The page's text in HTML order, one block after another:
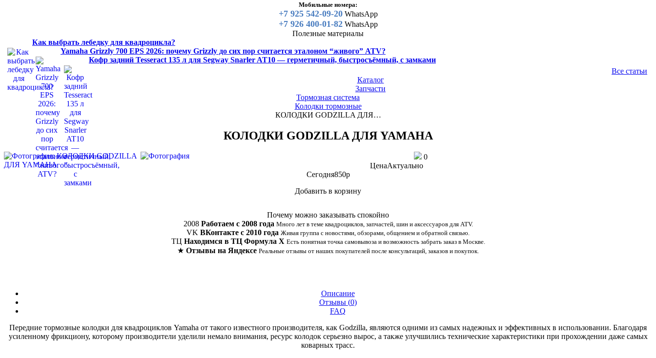
Мобильные номера:
+7 925 542-09-20WhatsApp
+7 926 400-01-82WhatsApp
Полезные материалы
Как выбрать лебедку для квадроцикла?
Yamaha Grizzly 700 EPS 2026: почему Grizzly до сих пор считается эталоном “живого” ATV?
Кофр задний Tesseract 135 л для Segway Snarler AT10 — герметичный, быстросъёмный, с замками
Все статьи
Каталог
Запчасти
Тормозная система
Колодки тормозные
КОЛОДКИ GODZILLA ДЛЯ…
КОЛОДКИ GODZILLA ДЛЯ YAMAHA
0
ЦенаАктуально
Сегодня850p
Добавить в корзину
Почему можно заказывать спокойно
2008 Работаем с 2008 года Много лет в теме квадроциклов, запчастей, шин и аксессуаров для ATV.
VK ВКонтакте с 2010 года Живая группа с новостями, обзорами, общением и обратной связью.
ТЦ Находимся в ТЦ Формула Х Есть понятная точка самовывоза и возможность забрать заказ в Москве.
★ Отзывы на Яндексе Реальные отзывы от наших покупателей после консультаций, заказов и покупок.
Описание
Отзывы (0)
FAQ
Передние тормозные колодки для квадроциклов Yamaha от такого известного производителя, как Godzilla, являются одними из самых надежных и эффективных в использовании. Благодаря
усиленному фрикциону, которому производители уделили немало внимания, ресурс колодок серьезно вырос, а также улучшились технические характеристики при прохождении даже самых
коварных трасс.